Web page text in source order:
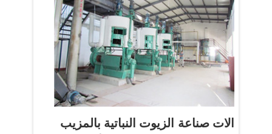
الات صناعة الزيوت النباتية بالمزيب